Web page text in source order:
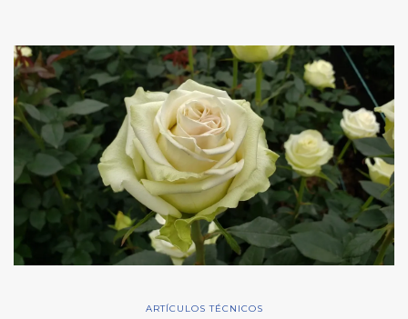
ARTÍCULOS TÉCNICOS